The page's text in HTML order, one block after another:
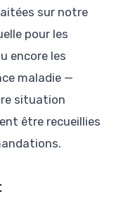
sur notre
pour les
encore les
maladie —
situation
être recueillies